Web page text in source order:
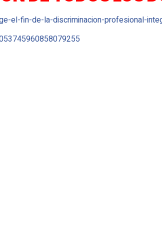
el-fin-de-la-discriminacion-profesional-